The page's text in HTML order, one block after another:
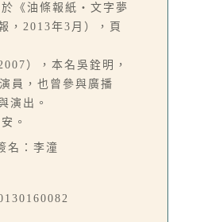
《油條報紙・文字夢
，2013年3月），頁
），本名吳銓明，
員，也曾參與廣播
演出。
。
名：李潼